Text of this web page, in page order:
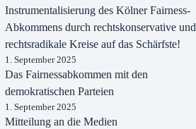
Instrumentalisierung des Kölner Fairness-
Abkommens durch rechtskonservative und
rechtsradikale Kreise auf das Schärfste!
1. September 2025
Das Fairnessabkommen mit den
demokratischen Parteien
1. September 2025
Mitteilung an die Medien